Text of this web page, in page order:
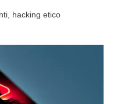
, hacking etico